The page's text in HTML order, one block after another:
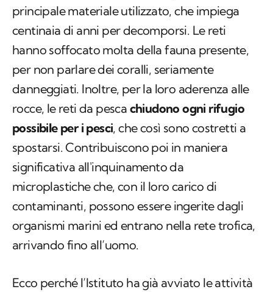
principale materiale utilizzato, che impiega
centinaia di anni per decomporsi. Le reti
hanno soffocato molta della fauna presente,
per non parlare dei coralli, seriamente
danneggiati. Inoltre, per la loro aderenza alle
rocce, le reti da pesca chiudono ogni rifugio
possibile per i pesci, che così sono costretti a
spostarsi. Contribuiscono poi in maniera
significativa all'inquinamento da
microplastiche che, con il loro carico di
contaminanti, possono essere ingerite dagli
organismi marini ed entrano nella rete trofica,
arrivando fino all’uomo.
Ecco perché l’Istituto ha già avviato le attività